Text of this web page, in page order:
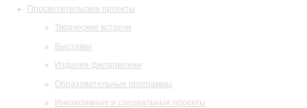
Просветительские проекты
Творческие встречи
Выставки
Издания филармонии
Образовательные программы
Инклюзивные и специальные проекты